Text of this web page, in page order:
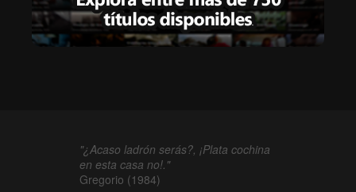
"¿Acaso ladrón serás?, ¡Plata cochina
en esta casa no!."
Gregorio (1984)